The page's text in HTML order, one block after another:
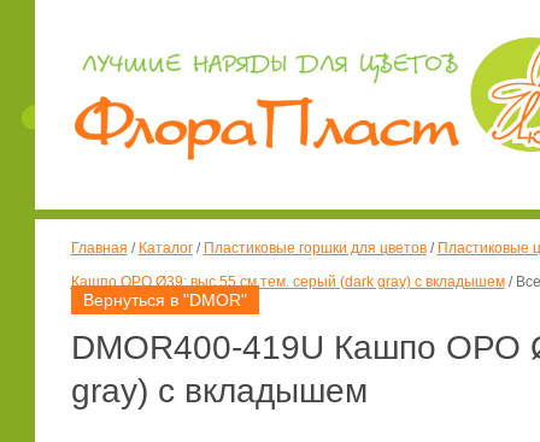
Главная / Каталог/ Пластиковые горшки для цветов/ Пластиковые
Кашпо ОРО Ø39; выс.55 см тем. серый (dark gray) с вкладышем/
Вернуться в "DMOR"
DMOR400-419U Кашпо ОРО
gray) с вкладышем